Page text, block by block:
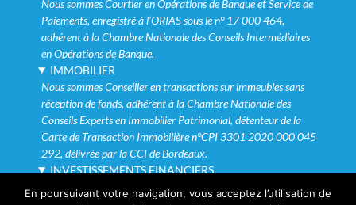
Nous sommes Courtier en Opérations de Banque et Service de
Paiements, enregistré à l’ORIAS sous le n° 17 000 464,
adhérent à la Chambre Nationale des Conseils Intermédiaires
en Opérations de Banque.
IMMOBILIER
Nous sommes Conseiller en transactions sur immeubles sans
réception de fonds, adhérent à la Chambre Nationale des
Conseils Experts en Immobilier Patrimonial, détenteur de la
Carte de Transaction Immobilière n°CPI 3301 2020 000 045
292, délivrée par la CCI de Bordeaux.
INVESTISSEMENTS FINANCIERS
Nous sommes Conseiller en Investissements Financiers n°
En poursuivant votre navigation, vous acceptez l’utilisation de